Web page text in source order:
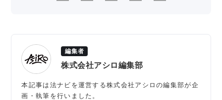
編集者
株式会社アシロ編集部
本記事は法ナビを運営する株式会社アシロの編集部が企
画・執筆を行いました。